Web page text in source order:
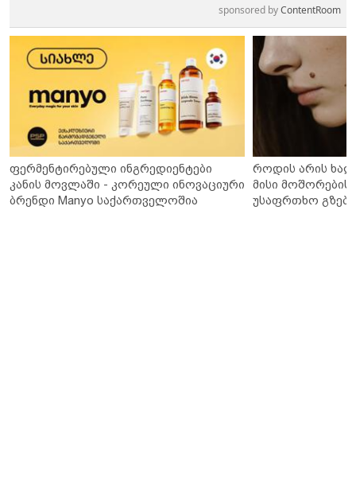
sponsored byContentRoom
ფერმენტირებული ინგრედიენტები
კანის მოვლაში - კორეული ინოვაციური
ბრენდი Manyo საქართველოშია
როდის არის
მისი მოშორების
უსაფრთხო გზები